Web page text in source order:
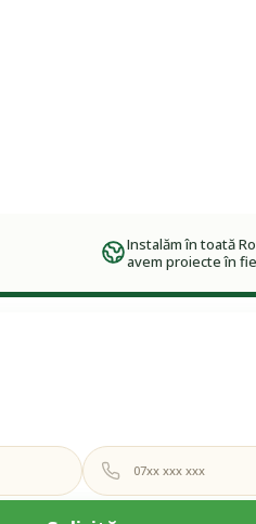
Instalăm în toată
avem proiecte în